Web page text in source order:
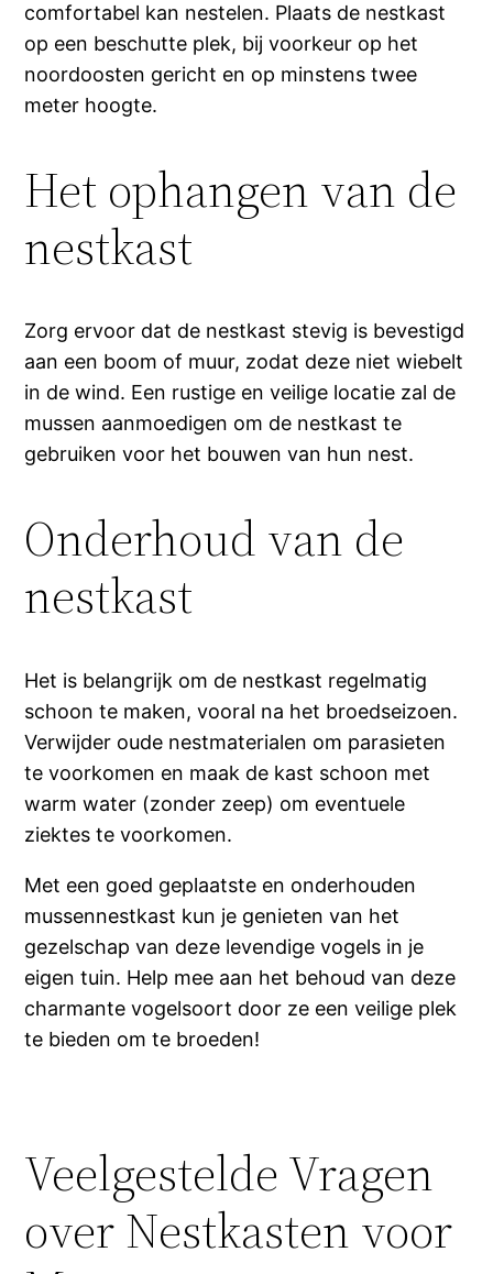
comfortabel kan nestelen. Plaats de nestkast
op een beschutte plek, bij voorkeur op het
noordoosten gericht en op minstens twee
meter hoogte.
Het ophangen van de
nestkast
Zorg ervoor dat de nestkast stevig is bevestigd
aan een boom of muur, zodat deze niet wiebelt
in de wind. Een rustige en veilige locatie zal de
mussen aanmoedigen om de nestkast te
gebruiken voor het bouwen van hun nest.
Onderhoud van de
nestkast
Het is belangrijk om de nestkast regelmatig
schoon te maken, vooral na het broedseizoen.
Verwijder oude nestmaterialen om parasieten
te voorkomen en maak de kast schoon met
warm water (zonder zeep) om eventuele
ziektes te voorkomen.
Met een goed geplaatste en onderhouden
mussennestkast kun je genieten van het
gezelschap van deze levendige vogels in je
eigen tuin. Help mee aan het behoud van deze
charmante vogelsoort door ze een veilige plek
te bieden om te broeden!
Veelgestelde Vragen
over Nestkasten voor